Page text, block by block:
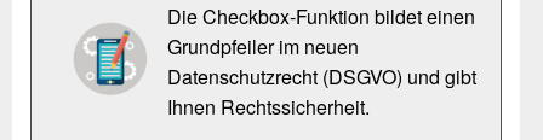
Die Checkbox-Funktion bildet einen
Grundpfeiler im neuen
Datenschutzrecht (DSGVO) und gibt
Ihnen Rechtssicherheit.